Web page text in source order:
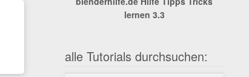
alle Tutorials durchsuchen: